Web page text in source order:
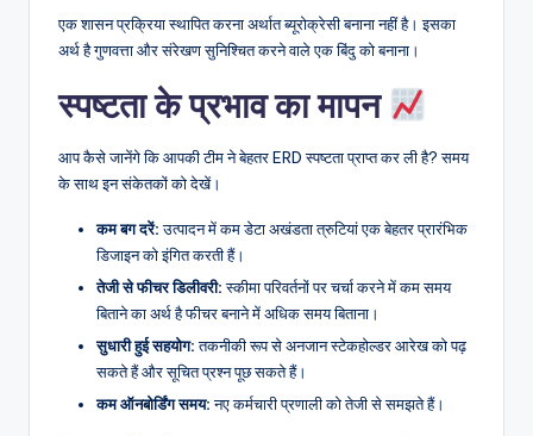
एक शासन प्रक्रिया स्थापित करना अर्थात ब्यूरोक्रेसी बनाना नहीं है। इसका
अर्थ है गुणवत्ता और संरेखण सुनिश्चित करने वाले एक बिंदु को बनाना।
स्पष्टता के प्रभाव का मापन
आप कैसे जानेंगे कि आपकी टीम ने बेहतर ERD स्पष्टता प्राप्त कर ली है? समय
के साथ इन संकेतकों को देखें।
कम बग दरें:उत्पादन में कम डेटा अखंडता त्रुटियां एक बेहतर प्रारंभिक
डिजाइन को इंगित करती हैं।
तेजी से फीचर डिलीवरी:स्कीमा परिवर्तनों पर चर्चा करने में कम समय
बिताने का अर्थ है फीचर बनाने में अधिक समय बिताना।
सुधारी हुई सहयोग:तकनीकी रूप से अनजान स्टेकहोल्डर आरेख को पढ़
सकते हैं और सूचित प्रश्न पूछ सकते हैं।
कम ऑनबोर्डिंग समय:नए कर्मचारी प्रणाली को तेजी से समझते हैं।